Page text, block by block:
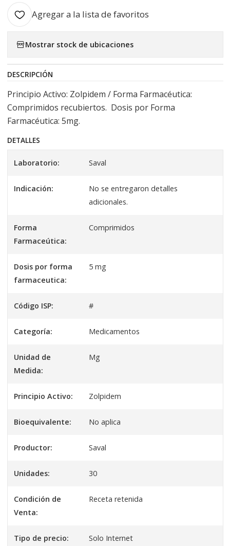
Agregar a la lista de favoritos
Mostrar stock de ubicaciones
DESCRIPCIÓN
Principio Activo: Zolpidem / Forma Farmacéutica:
Comprimidos recubiertos. Dosis por Forma
Farmacéutica: 5mg.
DETALLES
Laboratorio: Saval
Indicación:
No se entregaron detalles
adicionales.
Forma
Farmaceútica:
Comprimidos
Dosis por forma
farmaceutica:
5 mg
Código ISP: #
Categoría: Medicamentos
Unidad de
Medida:
Mg
Principio Activo: Zolpidem
Bioequivalente: No aplica
Productor: Saval
Unidades: 30
Condición de
Venta:
Receta retenida
Tipo de precio: Solo Internet